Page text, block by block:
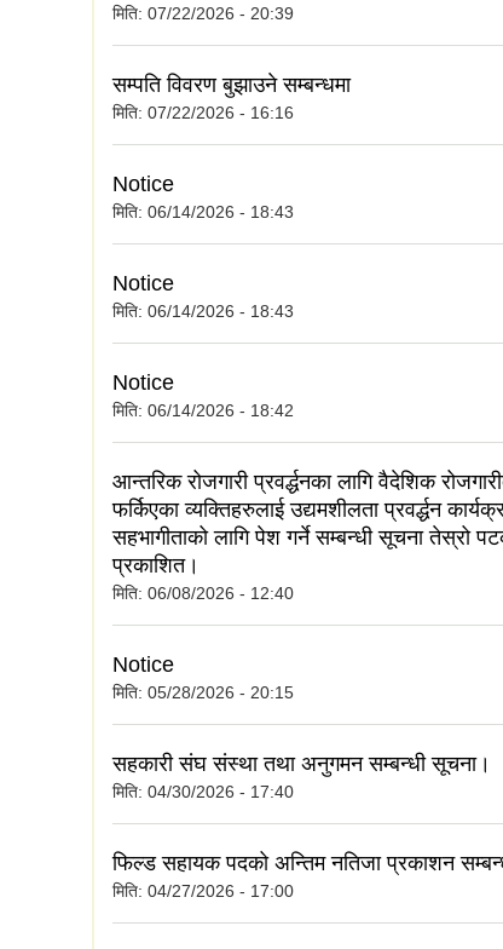
मिति: 07/22/2026 - 20:39
सम्पति विवरण बुझाउने सम्बन्धमा
मिति: 07/22/2026 - 16:16
Notice
मिति: 06/14/2026 - 18:43
Notice
मिति: 06/14/2026 - 18:43
Notice
मिति: 06/14/2026 - 18:42
आन्तरिक रोजगारी प्रवर्द्धनका लागि वैदेशिक
फर्किएका व्यक्तिहरुलाई उद्यमशीलता प्रवर्द्धन
सहभागीताको लागि पेश गर्ने सम्बन्धी सूचना तेस्रो
प्रकाशित।
मिति: 06/08/2026 - 12:40
Notice
मिति: 05/28/2026 - 20:15
सहकारी संघ संस्था तथा अनुगमन सम्बन्धी सूचना।
मिति: 04/30/2026 - 17:40
फिल्ड सहायक पदको अन्तिम नतिजा प्रकाशन
मिति: 04/27/2026 - 17:00